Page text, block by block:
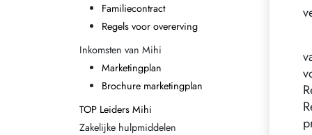
Familiecontract
Regels voor overerving
Inkomsten van Mihi
Marketingplan
Brochure marketingplan
TOP Leiders Mihi
Zakelijke hulpmiddelen